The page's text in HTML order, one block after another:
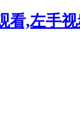
看,左手
，一体式左手